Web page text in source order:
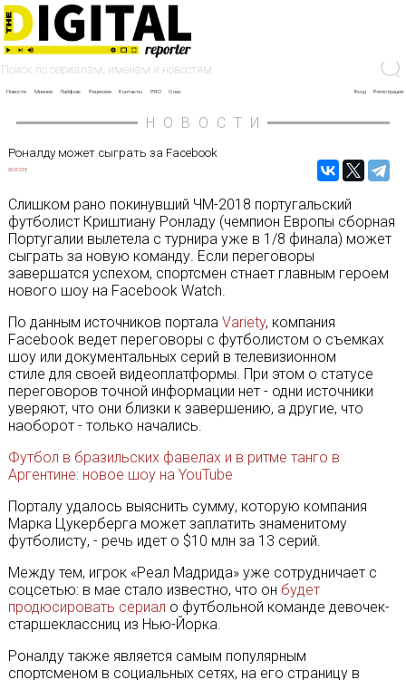
Новости Мнение Лайфхак Рецензии Контакты PRO О нас Вход Регистрация
НОВОСТИ
Роналду может сыграть за Facebook
06/07/2018
Cлишком рано покинувший ЧМ-2018 португальский
футболист Криштиану Ронладу (чемпион Европы сборная
Португалии вылетела с турнира уже в 1/8 финала) может
сыграть за новую команду. Если переговоры
завершатся успехом, спортсмен стнает главным героем
нового шоу на Facebook Watch.
По данным источников портала Variety, компания
Facebook ведет переговоры с футболистом о съемках
шоу или документальных серий в телевизионном
стиле для своей видеоплатформы. При этом о статусе
переговоров точной информации нет - одни источники
уверяют, что они близки к завершению, а другие, что
наоборот - только начались.
Футбол в бразильских фавелах и в ритме танго в
Аргентине: новое шоу на YouTube
Порталу удалось выяснить сумму, которую компания
Марка Цукерберга может заплатить знаменитому
футболисту, - речь идет о $10 млн за 13 серий.
Между тем, игрок «Реал Мадрида» уже сотрудничает с
соцсетью: в мае стало известно, что он будет
продюсировать сериал о футбольной команде девочек-
старшеклассниц из Нью-Йорка.
Роналду также является самым популярным
спортсменом в социальных сетях, на его страницу в